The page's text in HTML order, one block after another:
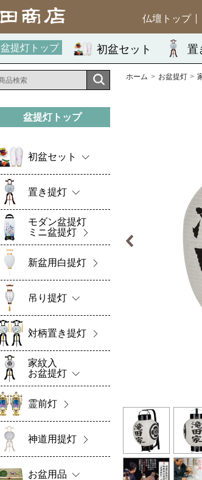
仏壇トップ
盆提灯トップ 初盆セット 置
ホーム お盆提灯
盆提灯トップ
初盆セット
置き提灯
モダン盆提灯
ミニ盆提灯
新盆用白提灯
吊り提灯
対柄置き提灯
家紋入
お盆提灯
霊前灯
神道用提灯
お盆用品